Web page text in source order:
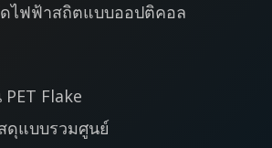
ดไฟฟ้าสถิตแบบออปติคอล
Flake
ดุแบบรวมศูนย์